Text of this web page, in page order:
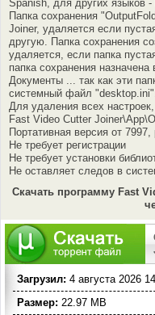
Spanish, для других языков -
Папка сохранения
Joiner, удаляется если
другую. Папка сохранения
удаляется, если папка
папка сохранения
Документы ... так как эти
системный файл
Для удаления всех
Fast Video Cutter
Портативная версия от
Не требует регистрации
Не требует установки
Не оставляет следов в
Скачать программу Fast
Загрузил: 4 августа 2026
Размер: 22.97 MB